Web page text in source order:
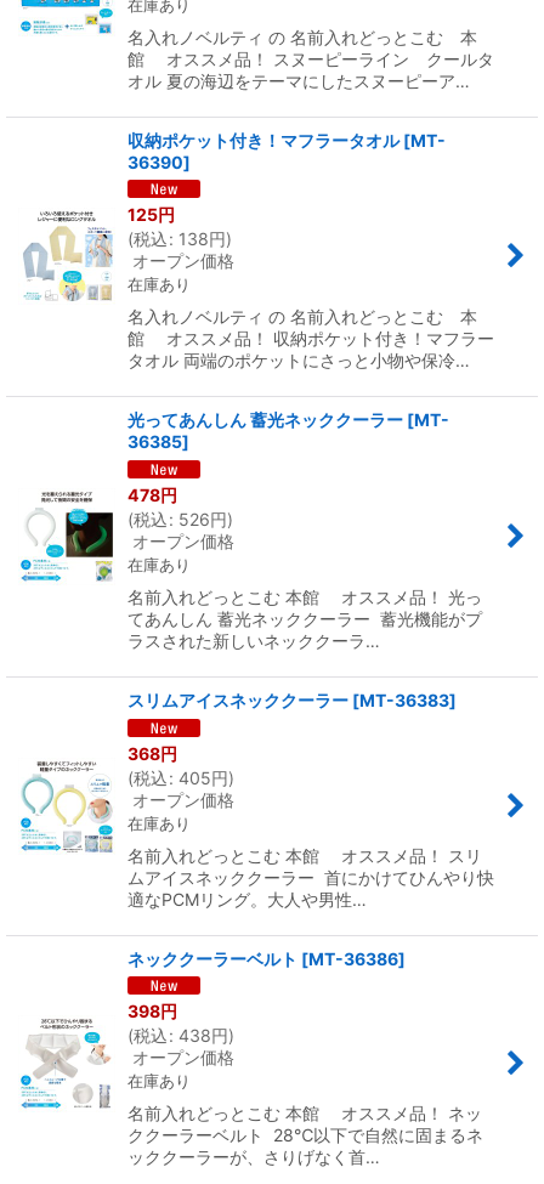
在庫あり
名入れノベルティ の 名前入れどっとこむ 本
館 オススメ品！ スヌーピーライン クールタ
オル 夏の海辺をテーマにしたスヌーピーア…
収納ポケット付き！マフラータオル [MT-
36390]
125円
(税込: 138円)
オープン価格
在庫あり
名入れノベルティ の 名前入れどっとこむ 本
館 オススメ品！ 収納ポケット付き！マフラー
タオル 両端のポケットにさっと小物や保冷…
光ってあんしん 蓄光ネッククーラー [MT-
36385]
478円
(税込: 526円)
オープン価格
在庫あり
名前入れどっとこむ 本館 オススメ品！ 光っ
てあんしん 蓄光ネッククーラー 蓄光機能がプ
ラスされた新しいネッククーラ…
スリムアイスネッククーラー [MT-36383]
368円
(税込: 405円)
オープン価格
在庫あり
名前入れどっとこむ 本館 オススメ品！ スリ
ムアイスネッククーラー 首にかけてひんやり快
適なPCMリング。大人や男性…
ネッククーラーベルト [MT-36386]
398円
(税込: 438円)
オープン価格
在庫あり
名前入れどっとこむ 本館 オススメ品！ ネッ
ククーラーベルト 28℃以下で自然に固まるネ
ッククーラーが、さりげなく首…